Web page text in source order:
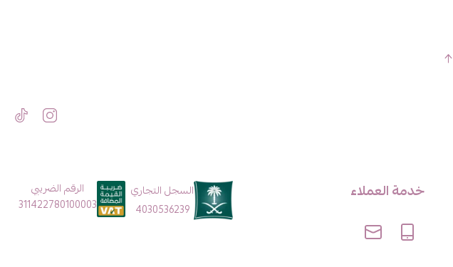
خدمة العملاء
السجل التجاري
4030536239
الرقم الضريبي
311422780100003